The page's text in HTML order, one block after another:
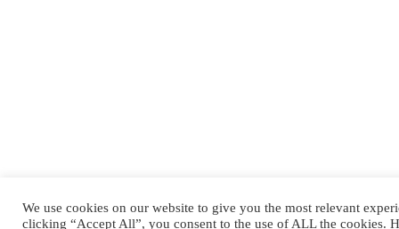
We use cookies on our website to give you the most relevant
clicking “Accept All”, you consent to the use of ALL the cookies.